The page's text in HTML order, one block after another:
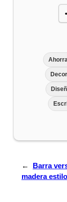
←
Barra
madera